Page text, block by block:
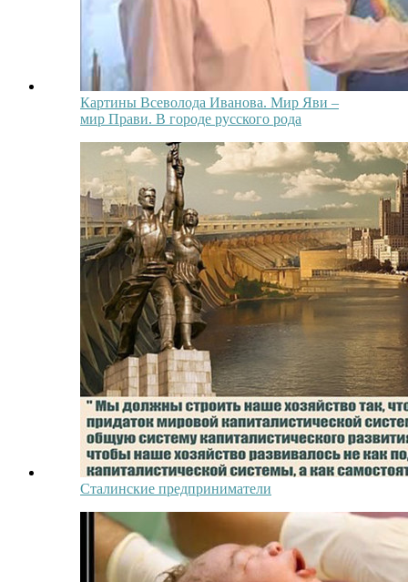
Картины Всеволода Иванова. Мир Яви –
мир Прави. В городе русского рода
Сталинские предприниматели